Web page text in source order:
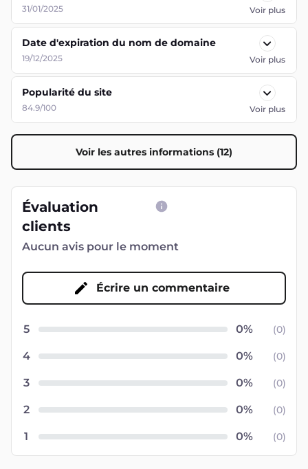
31/01/2025 Voir plus
Date d'expiration du nom de domaine
19/12/2025 Voir plus
Popularité du site
84.9/100 Voir plus
Voir les autres informations (12)
Évaluation
clients
Aucun avis pour le moment
Écrire un commentaire
5 (0)
4 (0)
3 (0)
2 (0)
1 (0)